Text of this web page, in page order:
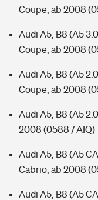
Coupe, ab 2008
Audi A5, B8 (A5
Coupe, ab 2008
Audi A5, B8 (A5
Coupe, ab 2008
Audi A5, B8 (A5
2008 (0588 / AIQ)
Audi A5, B8 (A5
Cabrio, ab 2008
Audi A5, B8 (A5